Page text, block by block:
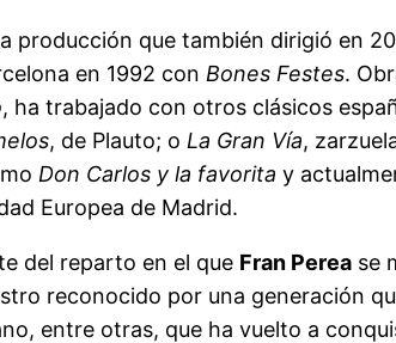
producción que también dirigió en
en 1992 con Bones Festes.
, ha trabajado con otros clásicos
, de Plauto; o La Gran Vía,
Don Carlos y la favorita y
Europea de Madrid.
del reparto en el que Fran Perea se
reconocido por una generación
entre otras, que ha vuelto a